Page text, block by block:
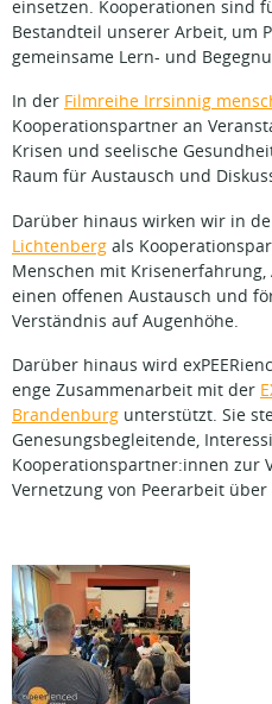
einsetzen. Kooperationen sind
Bestandteil unserer Arbeit, um
gemeinsame Lern- und
In der Filmreihe Irrsinnig
Kooperationspartner an
Krisen und seelische
Raum für Austausch und
Darüber hinaus wirken wir in
Lichtenberg als
Menschen mit
einen offenen Austausch und
Verständnis auf Augenhöhe.
Darüber hinaus wird
enge Zusammenarbeit mit der
Brandenburg unterstützt. Sie
Genesungsbegleitende,
Kooperationspartner:innen zur
Vernetzung von Peerarbeit